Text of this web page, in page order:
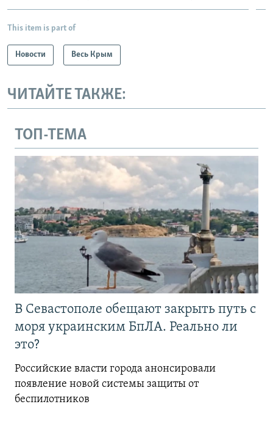
This item is part of
Новости Весь Крым
ЧИТАЙТЕ ТАКЖЕ:
ТОП-ТЕМА
В Севастополе обещают закрыть путь с
моря украинским БпЛА. Реально ли
это?
Российские власти города анонсировали
появление новой системы защиты от
беспилотников